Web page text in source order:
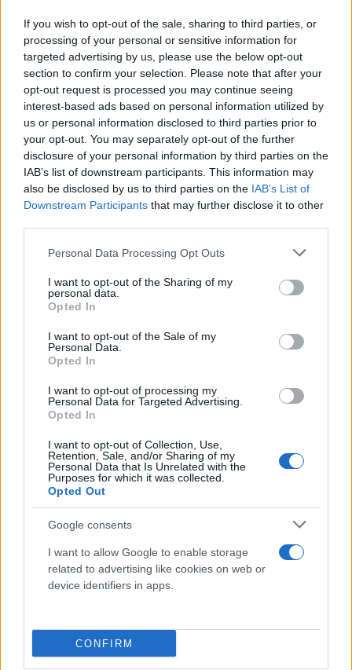
If you wish to opt-out of the sale, sharing to third parties, or
processing of your personal or sensitive information for
targeted advertising by us, please use the below opt-out
section to confirm your selection. Please note that after your
opt-out request is processed you may continue seeing
interest-based ads based on personal information utilized by
us or personal information disclosed to third parties prior to
your opt-out. You may separately opt-out of the further
disclosure of your personal information by third parties on the
IAB’s list of downstream participants. This information may
also be disclosed by us to third parties on the IAB’s List of
Downstream Participants that may further disclose it to other
Please note that this website/app uses one or more Google
not limited to your visit or usage behaviour. You may click to
grant or deny consent to Google and its third-party tags to
use your data for below specified purposes in below Google
consent section.
Personal Data Processing Opt Outs
I want to opt-out of the Sharing of my
personal data.
Opted In
I want to opt-out of the Sale of my
Personal Data.
Opted In
I want to opt-out of processing my
Personal Data for Targeted Advertising.
Opted In
I want to opt-out of Collection, Use,
Retention, Sale, and/or Sharing of my
Personal Data that Is Unrelated with the
Purposes for which it was collected.
Opted Out
Google consents
I want to allow Google to enable storage
related to advertising like cookies on web or
device identifiers in apps.
CONFIRM
εμφανίσεις και ένα γκολ) ενώ ήταν και βασικός
πυλώνας της άμυνας στην κατάκτηση του
Conference League και στην κατάκτηση του νταμπλ
την σεζόν 2024/25.
Κάνε κλικ και δες περισσότερο
Flash.grστην αναζήτηση της